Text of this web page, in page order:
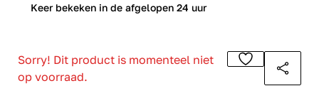
Keer bekeken in de afgelopen 24 uur
Sorry! Dit product is momenteel niet
op voorraad.